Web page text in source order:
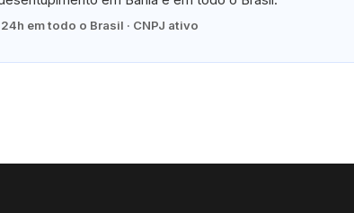
em todo o Brasil · CNPJ ativo